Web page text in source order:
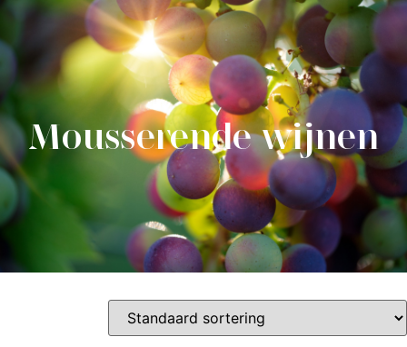
Mousserende wijnen